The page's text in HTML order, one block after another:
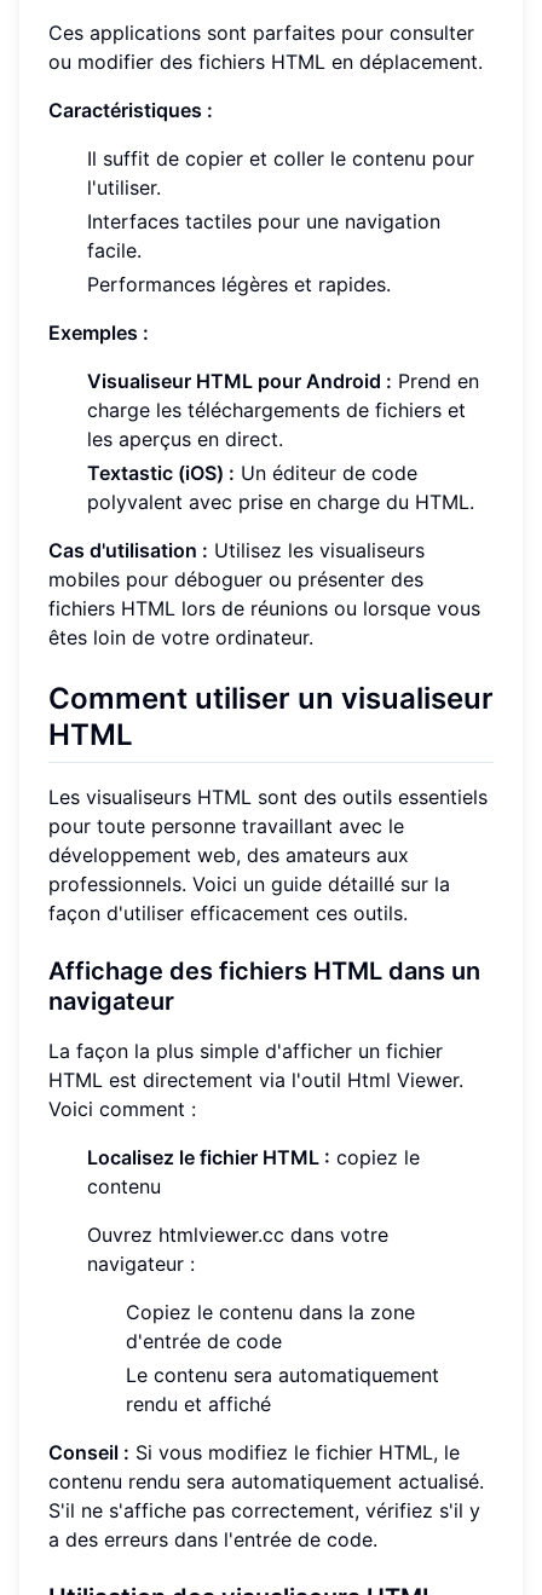
Ces applications sont parfaites pour consulter
ou modifier des fichiers HTML en déplacement.
Caractéristiques :
Il suffit de copier et coller le contenu pour
l'utiliser.
Interfaces tactiles pour une navigation
facile.
Performances légères et rapides.
Exemples :
Visualiseur HTML pour Android : Prend en
charge les téléchargements de fichiers et
les aperçus en direct.
Textastic (iOS) : Un éditeur de code
polyvalent avec prise en charge du HTML.
Cas d'utilisation : Utilisez les visualiseurs
mobiles pour déboguer ou présenter des
fichiers HTML lors de réunions ou lorsque vous
êtes loin de votre ordinateur.
Comment utiliser un visualiseur
HTML
Les visualiseurs HTML sont des outils essentiels
pour toute personne travaillant avec le
développement web, des amateurs aux
professionnels. Voici un guide détaillé sur la
façon d'utiliser efficacement ces outils.
Affichage des fichiers HTML dans un
navigateur
La façon la plus simple d'afficher un fichier
HTML est directement via l'outil Html Viewer.
Voici comment :
Localisez le fichier HTML : copiez le
contenu
Ouvrez htmlviewer.cc dans votre
navigateur :
Copiez le contenu dans la zone
d'entrée de code
Le contenu sera automatiquement
rendu et affiché
Conseil : Si vous modifiez le fichier HTML, le
contenu rendu sera automatiquement actualisé.
S'il ne s'affiche pas correctement, vérifiez s'il y
a des erreurs dans l'entrée de code.